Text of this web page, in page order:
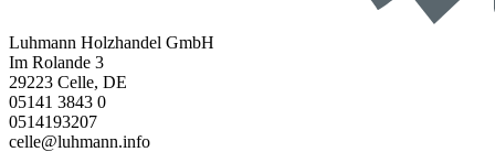
Luhmann Holzhandel GmbH
Im Rolande 3
29223 Celle, DE
05141 3843 0
0514193207
celle@luhmann.info